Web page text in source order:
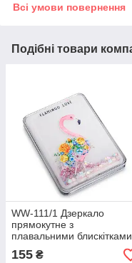
Всі умови повернення
Подібні товари
WW-111/1 Дзеркало
прямокутне з
плавальними блискітками
"Рожевий фламінго"
155 ₴